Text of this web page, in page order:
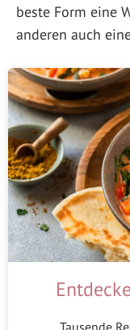
beste Form eine
anderen auch